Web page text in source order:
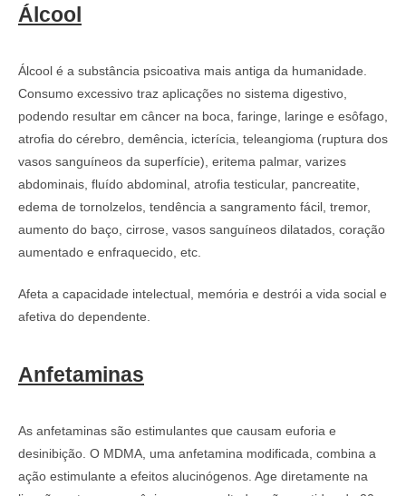
Álcool
Álcool é a substância psicoativa mais antiga da humanidade.
Consumo excessivo traz aplicações no sistema digestivo,
podendo resultar em câncer na boca, faringe, laringe e esôfago,
atrofia do cérebro, demência, icterícia, teleangioma (ruptura dos
vasos sanguíneos da superfície), eritema palmar, varizes
abdominais, fluído abdominal, atrofia testicular, pancreatite,
edema de tornolzelos, tendência a sangramento fácil, tremor,
aumento do baço, cirrose, vasos sanguíneos dilatados, coração
aumentado e enfraquecido, etc.
Afeta a capacidade intelectual, memória e destrói a vida social e
afetiva do dependente.
Anfetaminas
As anfetaminas são estimulantes que causam euforia e
desinibição. O MDMA, uma anfetamina modificada, combina a
ação estimulante a efeitos alucinógenos. Age diretamente na